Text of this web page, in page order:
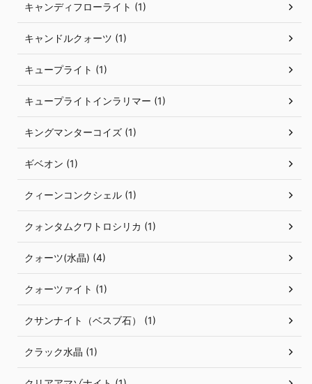
キャンディフローライト (1)
キャンドルクォーツ (1)
キュープライト (1)
キュープライトインラリマー (1)
キングマンターコイズ (1)
ギベオン (1)
クィーンコンクシェル (1)
クォンタムクワトロシリカ (1)
クォーツ(水晶) (4)
クォーツァイト (1)
クサンナイト（ベスブ石） (1)
クラック水晶 (1)